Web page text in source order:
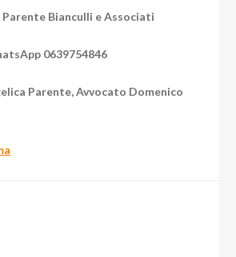
Parente Bianculli e Associati
0639754846
Parente, Avvocato Domenico